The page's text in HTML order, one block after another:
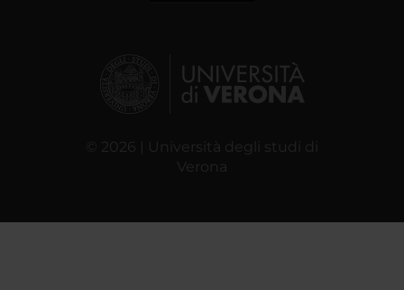
© 2026 | Università degli studi di
Verona